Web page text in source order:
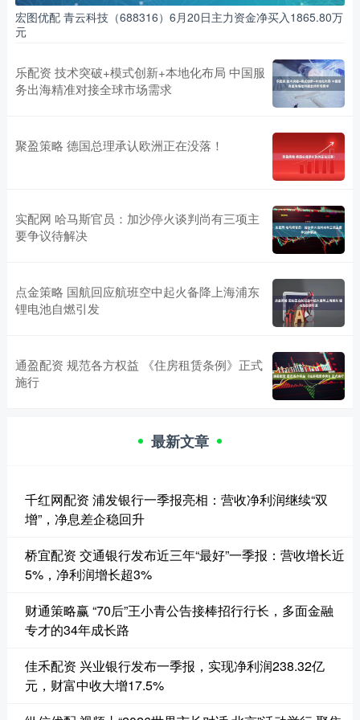
宏图优配 青云科技（688316）6月20日主力资金净买入1865.80万
元
乐配资 技术突破+模式创新+本地化布局 中国服
务出海精准对接全球市场需求
聚盈策略 德国总理承认欧洲正在没落！
实配网 哈马斯官员：加沙停火谈判尚有三项主
要争议待解决
点金策略 国航回应航班空中起火备降上海浦东
锂电池自燃引发
通盈配资 规范各方权益 《住房租赁条例》正式
施行
最新文章
千红网配资 浦发银行一季报亮相：营收净利润继续“双
增”，净息差企稳回升
桥宜配资 交通银行发布近三年“最好”一季报：营收增长近
5%，净利润增长超3%
财通策略赢 “70后”王小青公告接棒招行行长，多面金融
专才的34年成长路
佳禾配资 兴业银行发布一季报，实现净利润238.32亿
元，财富中收大增17.5%